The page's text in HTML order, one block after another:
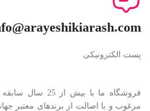
پست الکترونیکی
فروشگاه ما با
مرغوب و با اصالت از برندهای معتبر